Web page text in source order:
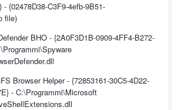
{02478D38-C3F9-4efb-9B51-
file)
BHO - {2A0F3D1B-0909-4FF4-B272-
Browser Helper - {72853161-30C5-4D22-
- C:\Programmi\Microsoft